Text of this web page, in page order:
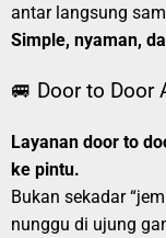
antar langsung
Simple, nyaman,
🚐 Door to Door
Layanan door to
ke pintu.
Bukan sekadar
nunggu di ujung